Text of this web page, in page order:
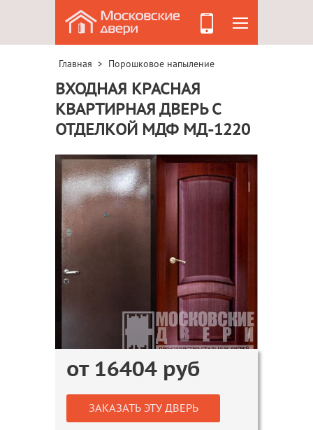
Главная > Порошковое напыление
ВХОДНАЯ КРАСНАЯ
КВАРТИРНАЯ ДВЕРЬ С
ОТДЕЛКОЙ МДФ МД-1220
от 16404 руб
ЗАКАЗАТЬ ЭТУ ДВЕРЬ